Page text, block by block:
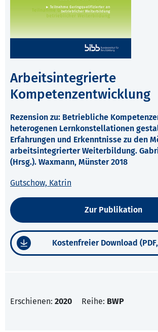
Arbeitsintegrierte
Kompetenzentwicklung
Rezension zu: Betriebliche
heterogenen Lernkonstellationen
Erfahrungen und Erkenntnisse zu den
arbeitsintegrierter Weiterbildung.
(Hrsg.). Waxmann, Münster 2018
Gutschow, Katrin
Zur Publikation
Kostenfreier Download (PDF,
Erschienen: 2020 Reihe: BWP